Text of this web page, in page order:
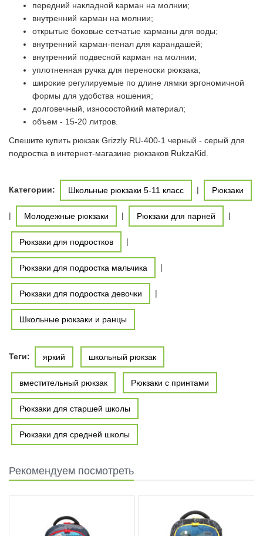
передний накладной карман на молнии;
внутренний карман на молнии;
открытые боковые сетчатые карманы для воды;
внутренний карман-пенал для карандашей;
внутренний подвесной карман на молнии;
уплотненная ручка для переноски рюкзака;
широкие регулируемые по длине лямки эргономичной
формы для удобства ношения;
долговечный, износостойкий материал;
объем - 15-20 литров.
Спешите купить рюкзак Grizzly RU-400-1 черный - серый для
подростка в интернет-магазине рюкзаков RukzaKid.
Категории: Школьные рюкзаки 5-11 класс | Рюкзаки
| Молодежные рюкзаки | Рюкзаки для парней |
Рюкзаки для подростков |
Рюкзаки для подростка мальчика |
Рюкзаки для подростка девочки |
Школьные рюкзаки и ранцы
Теги: яркий школьный рюкзак
вместительный рюкзак Рюкзаки с принтами
Рюкзаки для старшей школы
Рюкзаки для средней школы
Рекомендуем посмотреть